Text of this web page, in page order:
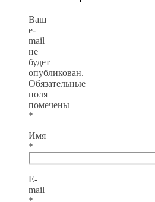
Ваш
e-
mail
не
будет
опубликован.
Обязательные
поля
помечены
*
Имя
*
E-
mail